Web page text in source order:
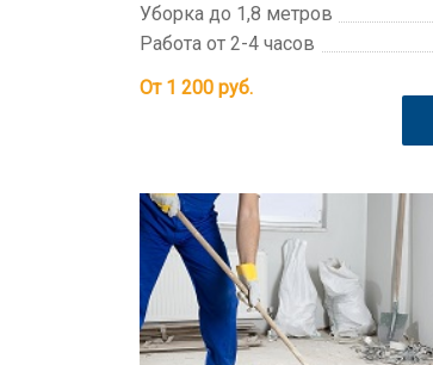
Уборка до 1,8 метров
Работа от 2-4 часов
От 1 200 руб.